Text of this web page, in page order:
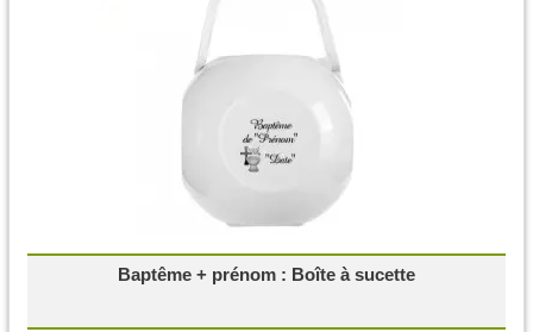
Baptême + prénom : Boîte à sucette